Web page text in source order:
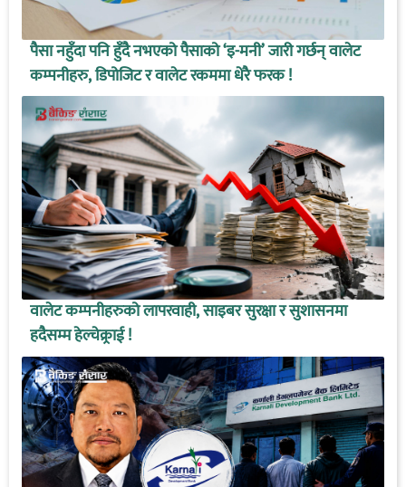
पैसा नहुँदा पनि हुँदै नभएको पैसाको ‘इ-मनी’ जारी गर्छन् वालेट
कम्पनीहरु, डिपोजिट र वालेट रकममा धेरै फरक !
वालेट कम्पनीहरुको लापरवाही, साइबर सुरक्षा र सुशासनमा
हदैसम्म हेल्चेक्र्राई !